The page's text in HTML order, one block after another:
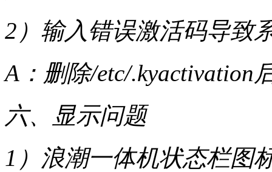
2）输入错误激活码导致
A：删除/etc/.kyactivation
六、显示问题
1）浪潮一体机状态栏图